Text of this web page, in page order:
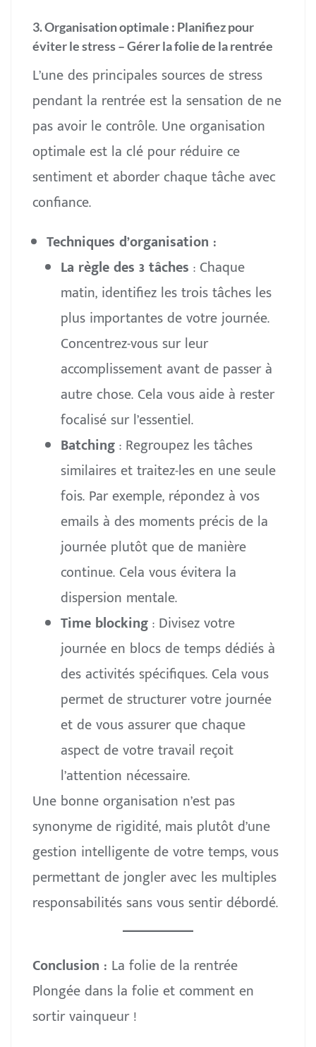
3. Organisation optimale : Planifiez pour
éviter le stress– Gérer la folie de la rentrée
L’une des principales sources de stress
pendant la rentrée est la sensation de ne
pas avoir le contrôle. Une organisation
optimale est la clé pour réduire ce
sentiment et aborder chaque tâche avec
confiance.
Techniques d’organisation :
La règle des 3 tâches : Chaque
matin, identifiez les trois tâches les
plus importantes de votre journée.
Concentrez-vous sur leur
accomplissement avant de passer à
autre chose. Cela vous aide à rester
focalisé sur l’essentiel.
Batching: Regroupez les tâches
similaires et traitez-les en une seule
fois. Par exemple, répondez à vos
emails à des moments précis de la
journée plutôt que de manière
continue. Cela vous évitera la
dispersion mentale.
Time blocking: Divisez votre
journée en blocs de temps dédiés à
des activités spécifiques. Cela vous
permet de structurer votre journée
et de vous assurer que chaque
aspect de votre travail reçoit
l’attention nécessaire.
Une bonne organisation n’est pas
synonyme de rigidité, mais plutôt d’une
gestion intelligente de votre temps, vous
permettant de jongler avec les multiples
responsabilités sans vous sentir débordé.
Conclusion : La folie de la rentrée
Plongée dans la folie et comment en
sortir vainqueur !